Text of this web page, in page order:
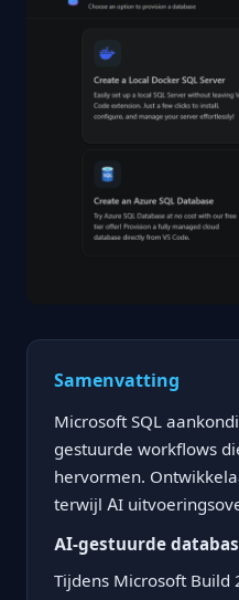
Samenvatting
Microsoft SQL
gestuurde workflows
hervormen.
terwijl AI
AI-gestuurde
Tijdens Microsoft Build